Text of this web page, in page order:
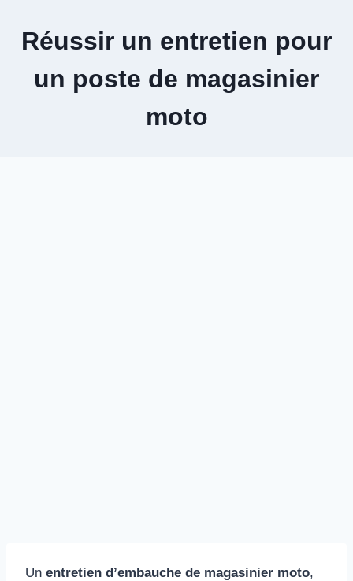
contenu
Réussir un entretien pour
un poste de magasinier
moto
Un entretien d’embauche de magasinier moto,